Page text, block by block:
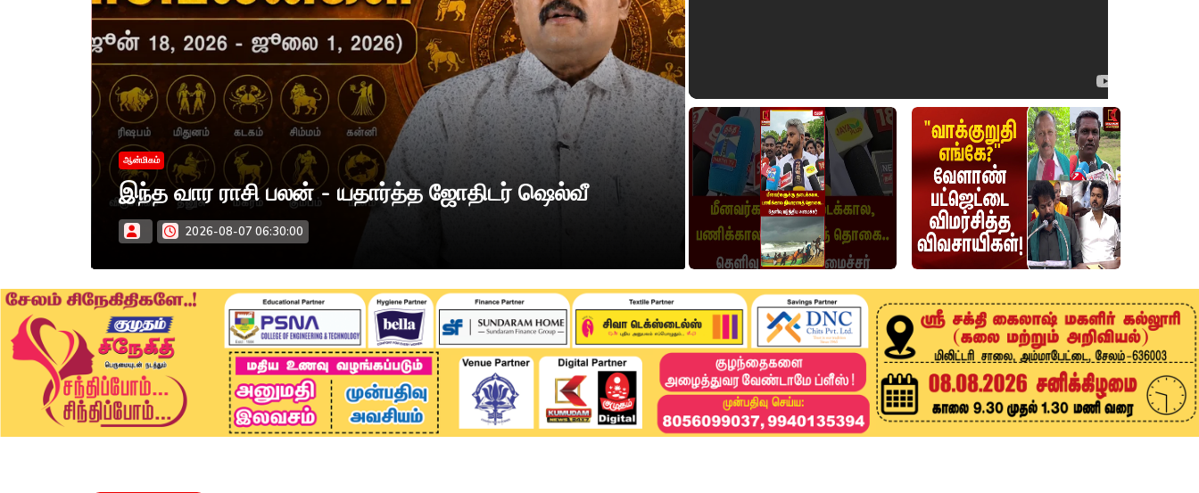
ஆன்மிகம்
இந்த வார ராசி பலன் - யதார்த்த ஜோதிடர் ஷெல்வீ
2026-08-07 06:30:00
தமிழ்நாடு
"10 மாவட்டங்களில் மிதமான மழை"- சென்னை
வானிலை ஆய்வு மையம் தகவல்
2026-08-07 10:10:56